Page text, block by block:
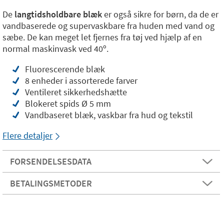
De langtidsholdbare blæker også sikre for børn, da de er
vandbaserede og supervaskbare fra huden med vand og
sæbe. De kan meget let fjernes fra tøj ved hjælp af en
normal maskinvask ved 40º.
Fluorescerende blæk
8 enheder i assorterede farver
Ventileret sikkerhedshætte
Blokeret spids Ø 5 mm
Vandbaseret blæk, vaskbar fra hud og tekstil
Flere detaljer
FORSENDELSESDATA
BETALINGSMETODER